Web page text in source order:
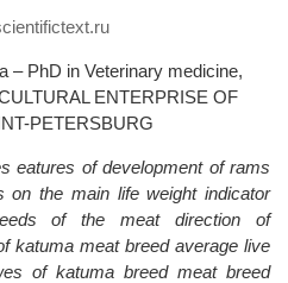
– PhD in Veterinary medicine,
ENTERPRISE OF
PETERSBURG
eatures of development of rams
on the main life weight indicator
of the meat direction of
katuma meat breed average live
of katuma breed meat breed